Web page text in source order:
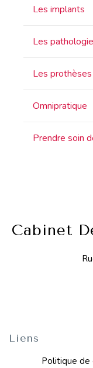
Les implants
Les
Les prothèses
Omnipratique
Prendre soin
Cabinet
Liens
Politique de